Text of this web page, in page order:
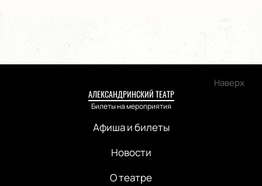
Наверх
АЛЕКСАНДРИНСКИЙ ТЕАТР
Билеты на мероприятия
Афиша и билеты
Новости
О театре